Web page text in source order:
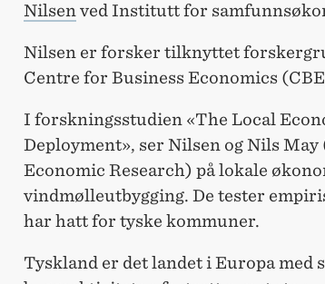
Nilsen ved Institutt for
Nilsen er forsker tilknyttet
Centre for Business Economics
I forskningsstudien «The Local
Deployment», ser Nilsen og Nils
Economic Research) på lokale
vindmølleutbygging. De tester
har hatt for tyske kommuner.
Tyskland er det landet i Europa